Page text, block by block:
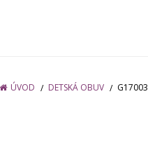
ÚVOD DETSKÁ OBUV